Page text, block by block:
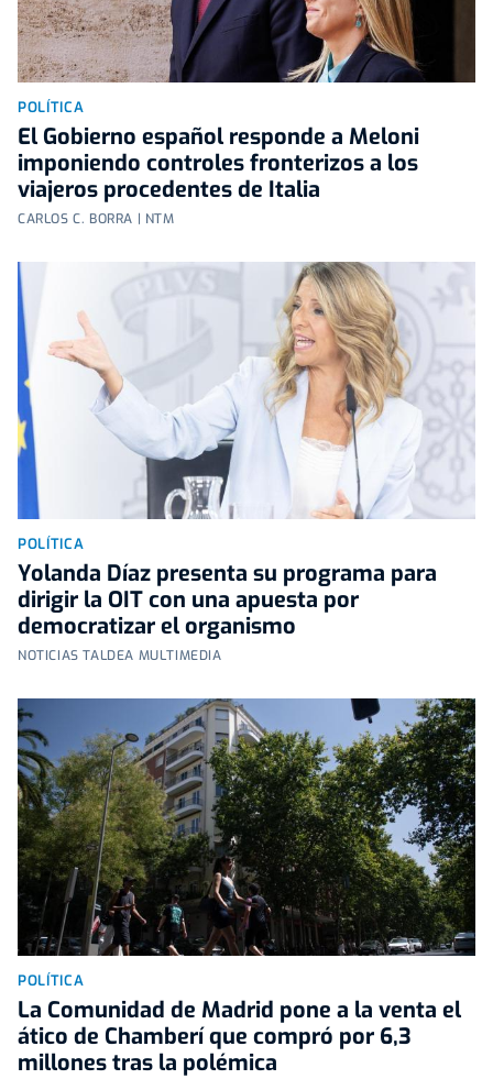
POLÍTICA
El Gobierno español responde a Meloni
imponiendo controles fronterizos a los
viajeros procedentes de Italia
CARLOS C. BORRA | NTM
POLÍTICA
Yolanda Díaz presenta su programa para
dirigir la OIT con una apuesta por
democratizar el organismo
NOTICIAS TALDEA MULTIMEDIA
POLÍTICA
La Comunidad de Madrid pone a la venta el
ático de Chamberí que compró por 6,3
millones tras la polémica